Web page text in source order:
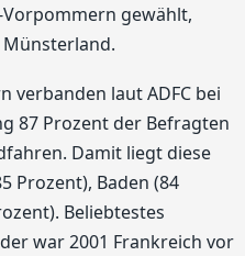
gewählt,
verbanden laut ADFC bei
87 Prozent der Befragten
Damit liegt diese
Prozent), Baden (84
Beliebtestes
war 2001 Frankreich vor